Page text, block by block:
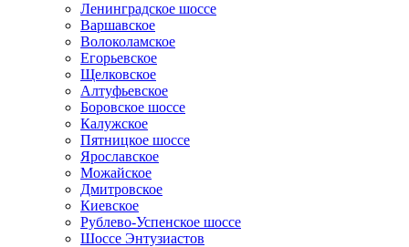
Ленинградское шоссе
Варшавское
Волоколамское
Егорьевское
Щелковское
Алтуфьевское
Боровское шоссе
Калужское
Пятницкое шоссе
Ярославское
Можайское
Дмитровское
Киевское
Рублево-Успенское шоссе
Шоссе Энтузиастов